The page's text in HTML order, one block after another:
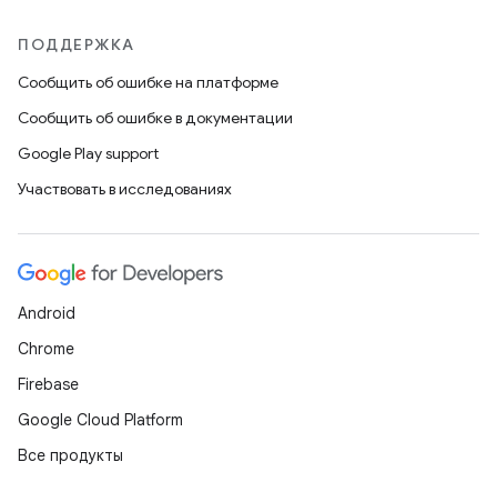
ПОДДЕРЖКА
Сообщить об ошибке на платформе
Сообщить об ошибке в документации
Google Play support
Участвовать в исследованиях
Android
Chrome
Firebase
Google Cloud Platform
Все продукты